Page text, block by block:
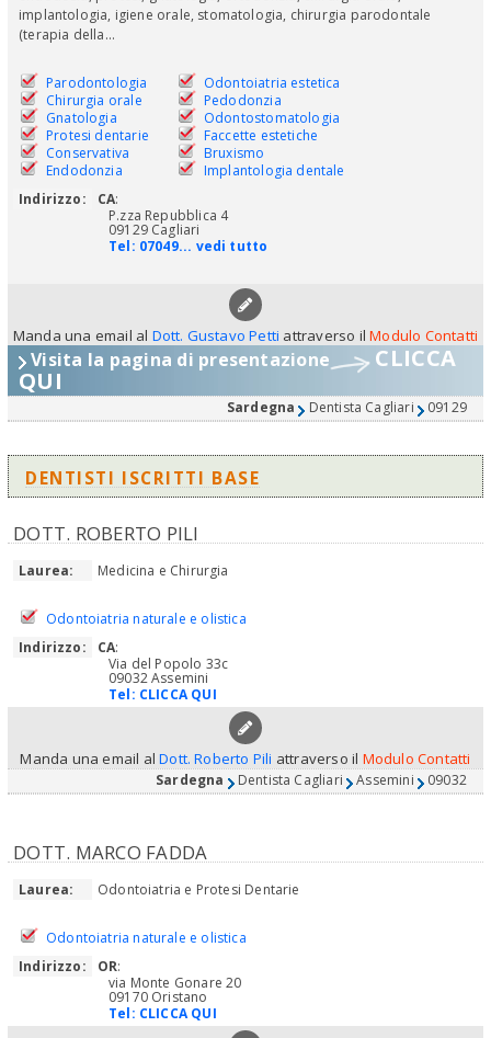
implantologia, igiene orale, stomatologia, chirurgia parodontale
(terapia della...
Parodontologia
Chirurgia orale
Gnatologia
Protesi dentarie
Conservativa
Endodonzia
Odontoiatria estetica
Pedodonzia
Odontostomatologia
Faccette estetiche
Bruxismo
Implantologia dentale
Indirizzo:
CA:
P.zza Repubblica 4
09129 Cagliari
Tel: 07049... vedi tutto
Manda una email al Dott. Gustavo Petti attraverso ilModulo Contatti
Visita la pagina di presentazione CLICCA
QUI
Sardegna Dentista Cagliari 09129
DENTISTI ISCRITTI BASE
DOTT. ROBERTO PILI
Laurea: Medicina e Chirurgia
Odontoiatria naturale e olistica
Indirizzo:
CA:
Via del Popolo 33c
09032 Assemini
Tel: CLICCA QUI
Manda una email alDott. Roberto Pili attraverso il Modulo Contatti
Sardegna Dentista Cagliari Assemini 09032
DOTT. MARCO FADDA
Laurea: Odontoiatria e Protesi Dentarie
Odontoiatria naturale e olistica
Indirizzo:
OR:
via Monte Gonare 20
09170 Oristano
Tel: CLICCA QUI